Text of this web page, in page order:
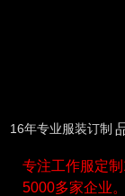
16年专业服装订制
专注工作服定
5000多家企业。